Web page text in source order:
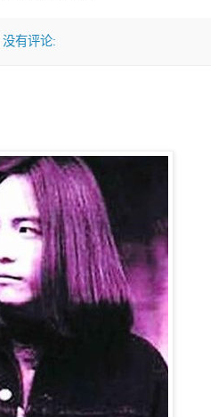
没有评论: